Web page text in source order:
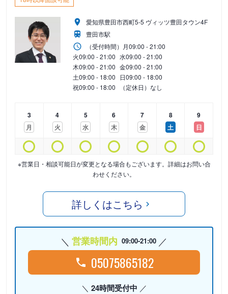
愛知県豊田市西町5-5 ヴィッツ豊田タウン4F
豊田市駅
（受付時間） 月09:00 - 21:00
火09:00 - 21:00 水09:00 - 21:00
木09:00 - 21:00 金09:00 - 21:00
土09:00 - 18:00 日09:00 - 18:00
祝09:00 - 18:00 （定休日）なし
3
月
4
火
5
水
6
木
7
金
8
土
9
日
※営業日・相談可能日が変更となる場合もございます。詳細はお問い合
わせください。
詳しくはこちら
営業時間内 09:00-21:00
05075865182
24時間受付中